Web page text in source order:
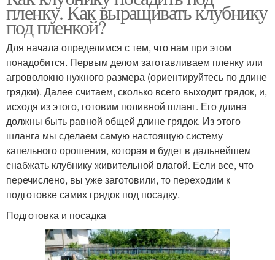
пленку. Как выращивать клубнику
под пленкой?
Для начала определимся с тем, что нам при этом
понадобится. Первым делом заготавливаем пленку или
агроволокно нужного размера (ориентируйтесь по длине
грядки). Далее считаем, сколько всего выходит грядок, и,
исходя из этого, готовим поливной шланг. Его длина
должны быть равной общей длине грядок. Из этого
шланга мы сделаем самую настоящую систему
капельного орошения, которая и будет в дальнейшем
снабжать клубнику живительной влагой. Если все, что
перечислено, вы уже заготовили, то переходим к
подготовке самих грядок под посадку.
Подготовка и посадка